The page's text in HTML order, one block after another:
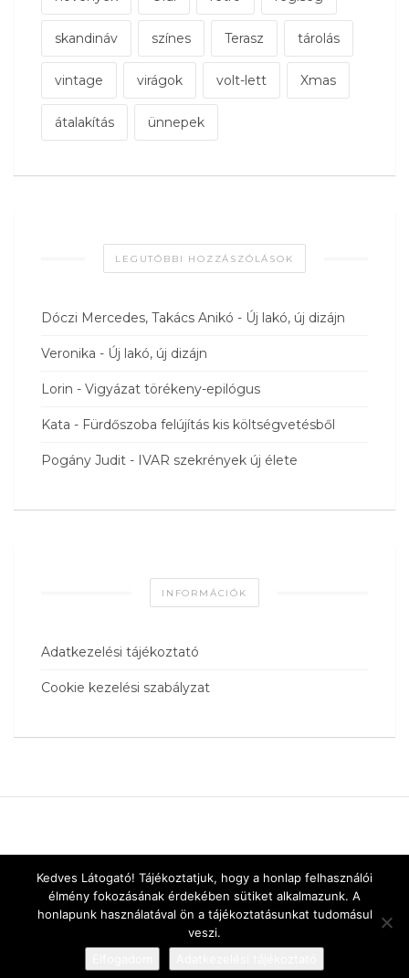
skandináv színes Terasz tárolás
vintage virágok volt-lett Xmas
átalakítás ünnepek
LEGUTÓBBI HOZZÁSZÓLÁSOK
Dóczi Mercedes, Takács Anikó - Új lakó, új dizájn
Veronika - Új lakó, új dizájn
Lorin - Vigyázat törékeny-epilógus
Kata - Fürdőszoba felújítás kis költségvetésből
Pogány Judit - IVAR szekrények új élete
INFORMÁCIÓK
Adatkezelési tájékoztató
Cookie kezelési szabályzat
Kedves Látogató! Tájékoztatjuk, hogy a honlap felhasználói
élmény fokozásának érdekében sütiket alkalmazunk. A
honlapunk használatával ön a tájékoztatásunkat tudomásul
veszi.